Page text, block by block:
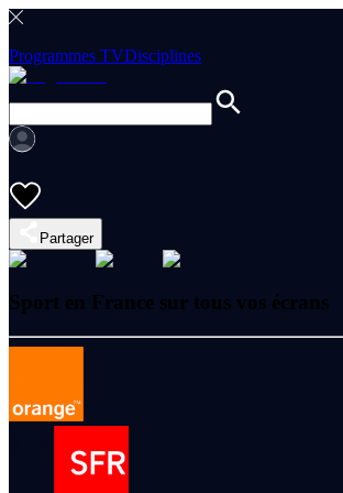
Programmes TVDisciplines
Partager
Sport en France sur tous vos écrans